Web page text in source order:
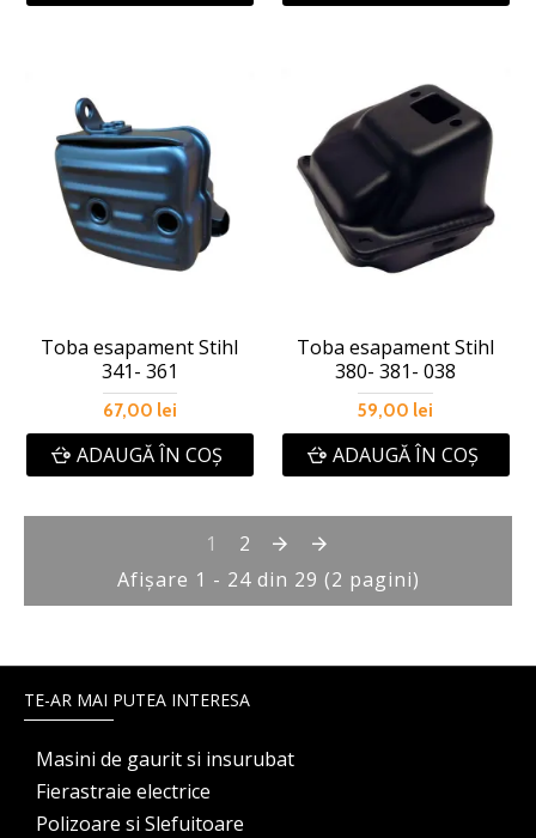
Toba esapament Stihl
341- 361
67,00 lei
ADAUGĂ ÎN COŞ
Toba esapament Stihl
380- 381- 038
59,00 lei
ADAUGĂ ÎN COŞ
1
2
Afişare 1 - 24 din 29 (2 pagini)
TE-AR MAI PUTEA INTERESA
Masini de gaurit si insurubat
Fierastraie electrice
Polizoare si Slefuitoare